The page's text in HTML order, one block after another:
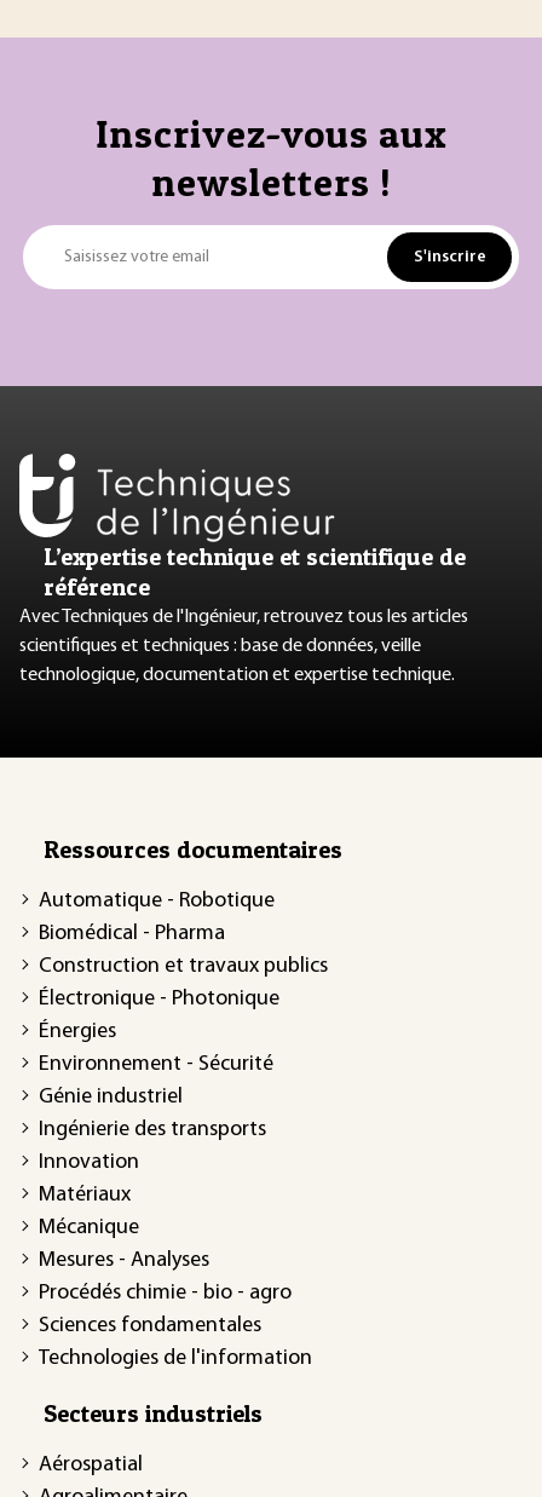
Inscrivez-vous aux
newsletters !
Saisissez votre email S'inscrire
L’expertise technique et scientifique de
référence
Avec Techniques de l'Ingénieur, retrouvez tous les articles
scientifiques et techniques : base de données, veille
technologique, documentation et expertise technique.
Ressources documentaires
Automatique - Robotique
Biomédical - Pharma
Construction et travaux publics
Électronique - Photonique
Énergies
Environnement - Sécurité
Génie industriel
Ingénierie des transports
Innovation
Matériaux
Mécanique
Mesures - Analyses
Procédés chimie - bio - agro
Sciences fondamentales
Technologies de l'information
Secteurs industriels
Aérospatial